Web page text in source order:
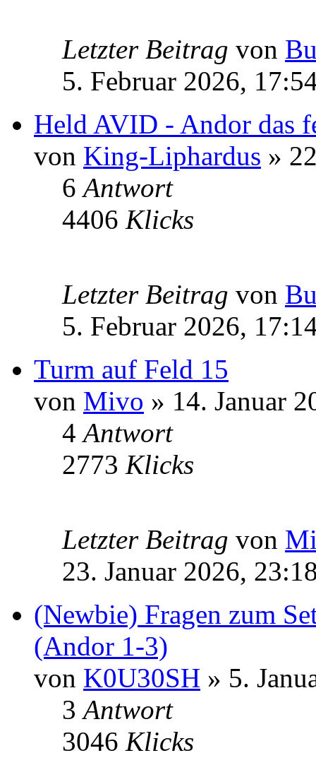
Letzter Beitrag von
5. Februar 2026,
Held AVID - Andor das
von King-Liphardus »
6Antwort
4406 Klicks
Letzter Beitrag von
5. Februar 2026,
Turm auf Feld 15
von Mivo » 14. Januar
4Antwort
2773 Klicks
Letzter Beitrag von
23. Januar 2026,
(Newbie) Fragen zum
(Andor 1-3)
von K0U30SH » 5.
3Antwort
3046 Klicks